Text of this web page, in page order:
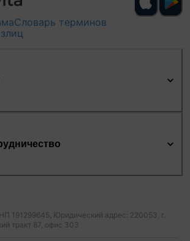
Словарь терминов
191299645, Юридический адрес: 220053, г.
тракт 87, офис 303